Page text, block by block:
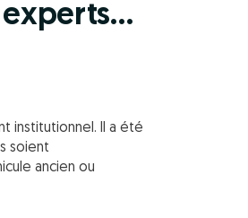
experts…
institutionnel. Il a été
soient
ancien ou